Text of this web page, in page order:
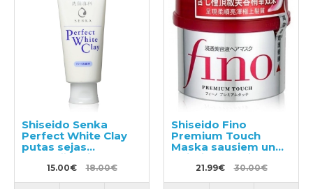
Shiseido Senka
Perfect White Clay
putas sejas
mazgāšanai ar balto
mālu 120g
15.00€ 18.00€
Shiseido Fino
Premium Touch
Maska sausiem un
bojātiem matiem
230g21.99€ 30.00€